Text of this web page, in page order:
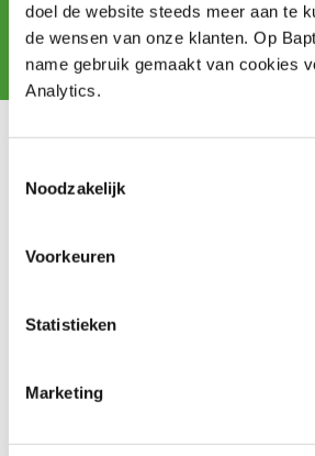
doel de website steeds meer aan te
de wensen van onze klanten. Op
name gebruik gemaakt van cookies
Analytics.
Noodzakelijk
Voorkeuren
Statistieken
Marketing
Abonnieren
Kundendienst
Versandkosten
Kontakt
Kundeninformation
Batteriegesetz
Baptist Arnheim
Unser Geschäft